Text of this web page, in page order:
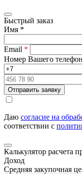
Быстрый заказ
Имя *
Email *
Номер Вашего
Отправить заявку
Даю согласие на
соответствии с
Калькулятор расчета
Доход
Средняя закупочная